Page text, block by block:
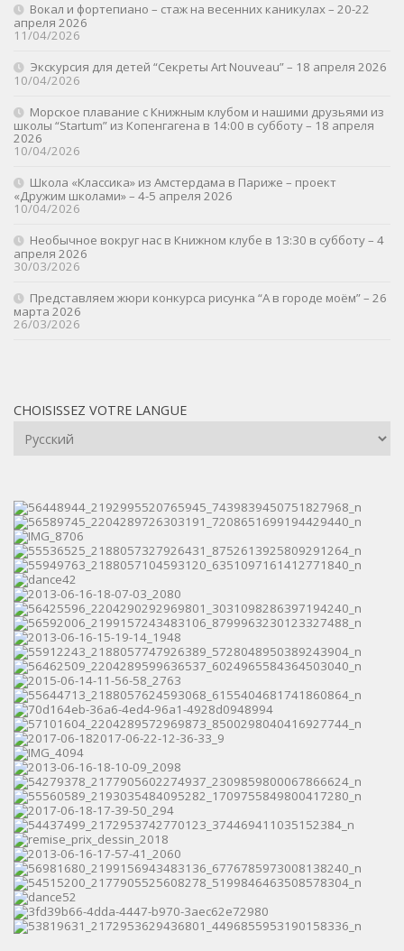
Вокал и фортепиано – стаж на весенних каникулах – 20-22
апреля 2026
11/04/2026
Экскурсия для детей “Секреты Art Nouveau” – 18 апреля 2026
10/04/2026
Морское плавание с Книжным клубом и нашими друзьями из
школы “Startum” из Копенгагена в 14:00 в субботу – 18 апреля
2026
10/04/2026
Школа «Классика» из Амстердама в Париже – проект
«Дружим школами» – 4-5 апреля 2026
10/04/2026
Необычное вокруг нас в Книжном клубе в 13:30 в субботу – 4
апреля 2026
30/03/2026
Представляем жюри конкурса рисунка “А в городе моём” – 26
марта 2026
26/03/2026
CHOISISSEZ VOTRE LANGUE